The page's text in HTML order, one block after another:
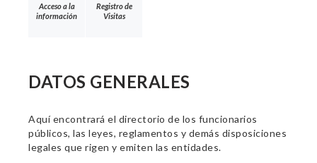
Acceso a la
información
Registro de
Visitas
DATOS GENERALES
Aquí encontrará el directorio de los funcionarios
públicos, las leyes, reglamentos y demás disposiciones
legales que rigen y emiten las entidades.